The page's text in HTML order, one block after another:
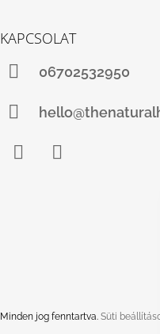
KAPCSOLAT
06702532950
Minden jog fenntartva. Süti